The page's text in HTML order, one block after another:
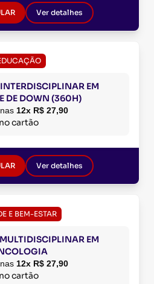
Ver detalhes
EM
DE DOWN (360H)
12x R$ 27,90
no cartão
Ver detalhes
E BEM-ESTAR
EM
12x R$ 27,90
no cartão